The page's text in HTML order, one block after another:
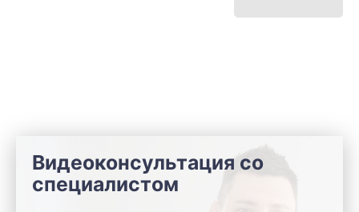
Видеоконсультация со
специалистом